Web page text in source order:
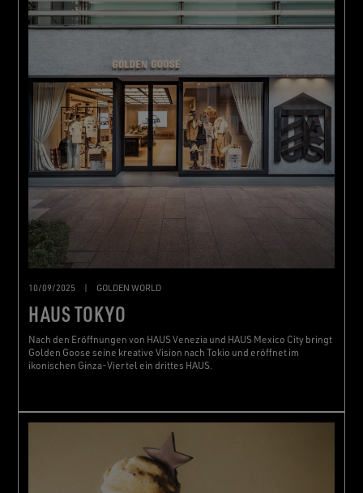
10/09/2025 GOLDEN WORLD
HAUS TOKYO
Nach den Eröffnungen von HAUS Venezia und HAUS Mexico City bringt
Golden Goose seine kreative Vision nach Tokio und eröffnet im
ikonischen Ginza-Viertel ein drittes HAUS.